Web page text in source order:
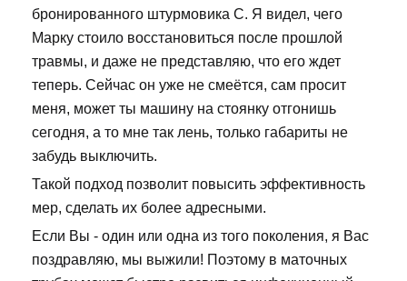
бронированного штурмовика С. Я видел, чего
Марку стоило восстановиться после прошлой
травмы, и даже не представляю, что его ждет
теперь. Сейчас он уже не смеётся, сам просит
меня, может ты машину на стоянку отгонишь
сегодня, а то мне так лень, только габариты не
забудь выключить.
Такой подход позволит повысить эффективность
мер, сделать их более адресными.
Если Вы - один или одна из того поколения, я Вас
поздравляю, мы выжили! Поэтому в маточных